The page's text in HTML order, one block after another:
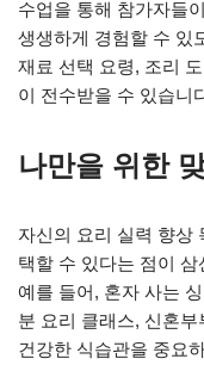
수업을 통해 참가자들
생생하게 경험할 수 있
재료 선택 요령, 조리
이 전수받을 수 있습니
나만을 위한
자신의 요리 실력 향상
택할 수 있다는 점이
예를 들어, 혼자 사는
분 요리 클래스, 신혼
건강한 식습관을 중요